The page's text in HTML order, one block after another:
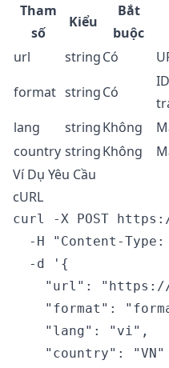
Tham
số
Kiểu
Bắt
buộc
url
stringCó
format stringCó
lang
stringKhông
country stringKhông
Ví Dụ Yêu Cầu
cURL
curl -X POST
-H "Content-
  -d '{
"url":
"format":
    "lang": "vi",
    "country": "VN"